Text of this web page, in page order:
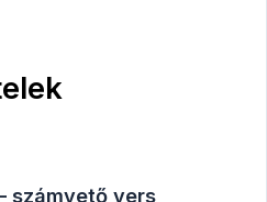
számvető vers